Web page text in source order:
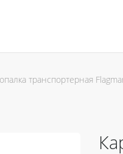
транспортерная